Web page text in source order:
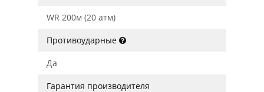
WR 200м (20 атм)
Противоударные
Да
Гарантия производителя